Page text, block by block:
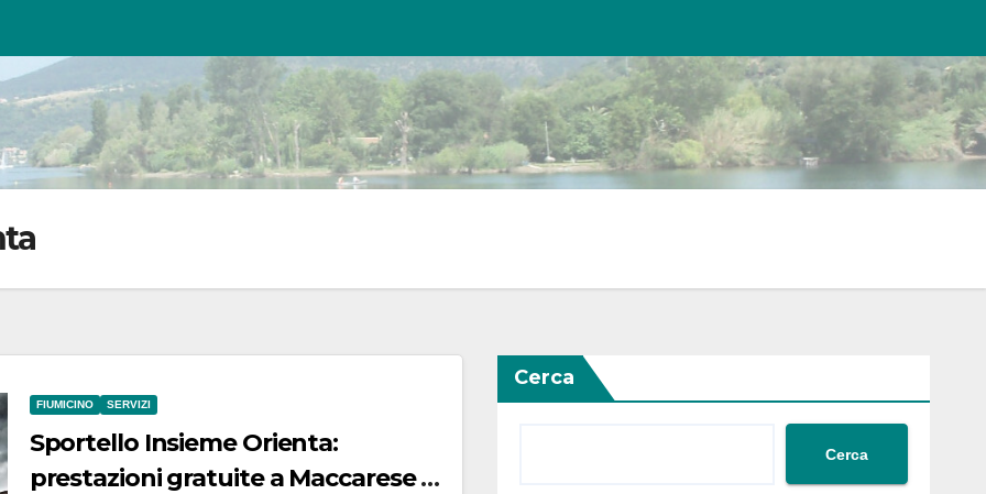
FIUMICINO SERVIZI
Sportello Insieme Orienta:
prestazioni gratuite a Maccarese e
Cerca
Cerca